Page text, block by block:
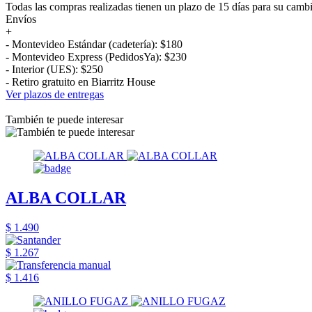
Todas las compras realizadas tienen un plazo de 15 días para su
Envíos
+
- Montevideo Estándar (cadetería): $180
- Montevideo Express (PedidosYa): $230
- Interior (UES): $250
- Retiro gratuito en Biarritz House
Ver plazos de entregas
También te puede interesar
ALBA COLLAR
$ 1.490
$ 1.267
$ 1.416